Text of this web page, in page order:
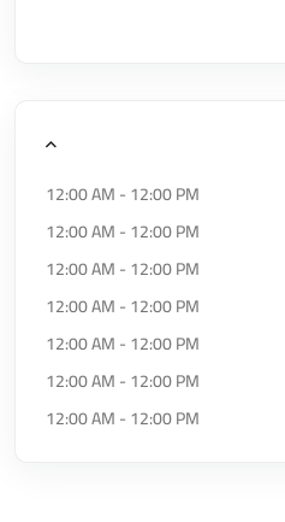
12:00 AM - 12:00 PM
12:00 AM - 12:00 PM
12:00 AM - 12:00 PM
12:00 AM - 12:00 PM
12:00 AM - 12:00 PM
12:00 AM - 12:00 PM
12:00 AM - 12:00 PM